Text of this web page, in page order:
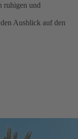
ruhigen und
Ausblick auf den